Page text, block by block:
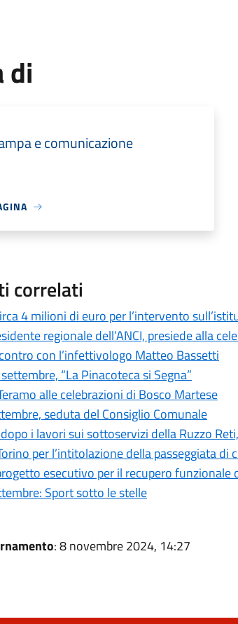
di
e comunicazione
correlati
4 milioni di euro per l’intervento
regionale dell’ANCI, presiede alla
con l’infettivologo Matteo Bassetti
“La Pinacoteca si Segna”
alle celebrazioni di Bosco Martese
seduta del Consiglio Comunale
i lavori sui sottoservizi della Ruzzo
per l’intitolazione della passeggiata di
esecutivo per il recupero funzionale
Sport sotto le stelle
: 8 novembre 2024, 14:27